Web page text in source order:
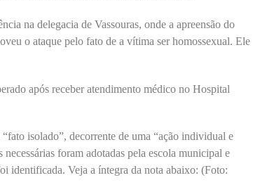
na delegacia de Vassouras, onde a apreensão do
o ataque pelo fato de a vítima ser homossexual. Ele
após receber atendimento médico no Hospital
isolado”, decorrente de uma “ação individual e
foram adotadas pela escola municipal e
identificada. Veja a íntegra da nota abaixo: (Foto: